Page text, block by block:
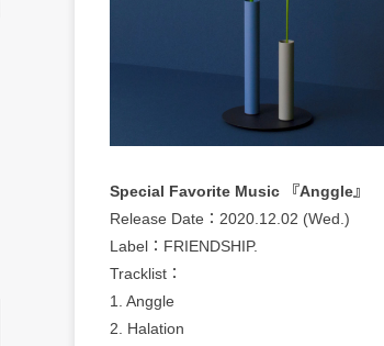
Special Favorite Music 『Anggle』
Release Date：2020.12.02 (Wed.)
Label：FRIENDSHIP.
Tracklist：
1. Anggle
2. Halation